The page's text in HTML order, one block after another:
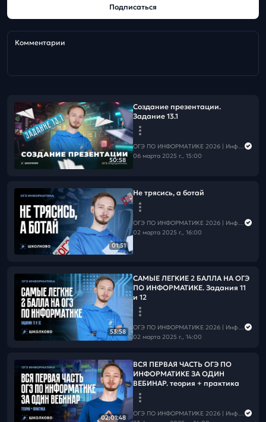
Подписаться
Комментарии
50:58
Создание презентации.
Задание 13.1
ОГЭ ПО ИНФОРМАТИКЕ 2026 | Информатика с Мане
06 марта 2025 г., 15:00
01:51
Не трясись, а ботай
ОГЭ ПО ИНФОРМАТИКЕ 2026 | Информатика с Мане
02 марта 2025 г., 16:00
53:58
САМЫЕ ЛЕГКИЕ 2 БАЛЛА НА ОГЭ
ПО ИНФОРМАТИКЕ. Задания 11
и 12
ОГЭ ПО ИНФОРМАТИКЕ 2026 | Информатика с Мане
02 марта 2025 г., 14:00
02:01:48
ВСЯ ПЕРВАЯ ЧАСТЬ ОГЭ ПО
ИНФОРМАТИКЕ ЗА ОДИН
ВЕБИНАР. теория + практика
ОГЭ ПО ИНФОРМАТИКЕ 2026 | Информатика с Мане